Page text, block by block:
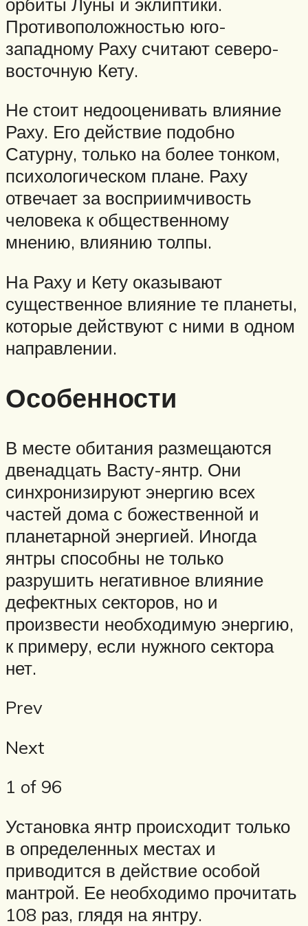
Противоположностью юго-
западному Раху считают северо-
восточную Кету.
Не стоит недооценивать влияние
Раху. Его действие подобно
Сатурну, только на более тонком,
психологическом плане. Раху
отвечает за восприимчивость
человека к общественному
мнению, влиянию толпы.
На Раху и Кету оказывают
существенное влияние те планеты,
которые действуют с ними в одном
направлении.
Особенности
В месте обитания размещаются
двенадцать Васту-янтр. Они
синхронизируют энергию всех
частей дома с божественной и
планетарной энергией. Иногда
янтры способны не только
разрушить негативное влияние
дефектных секторов, но и
произвести необходимую энергию,
к примеру, если нужного сектора
нет.
Prev
Next
1 of 96
Установка янтр происходит только
в определенных местах и
приводится в действие особой
мантрой. Ее необходимо прочитать
108 раз, глядя на янтру.